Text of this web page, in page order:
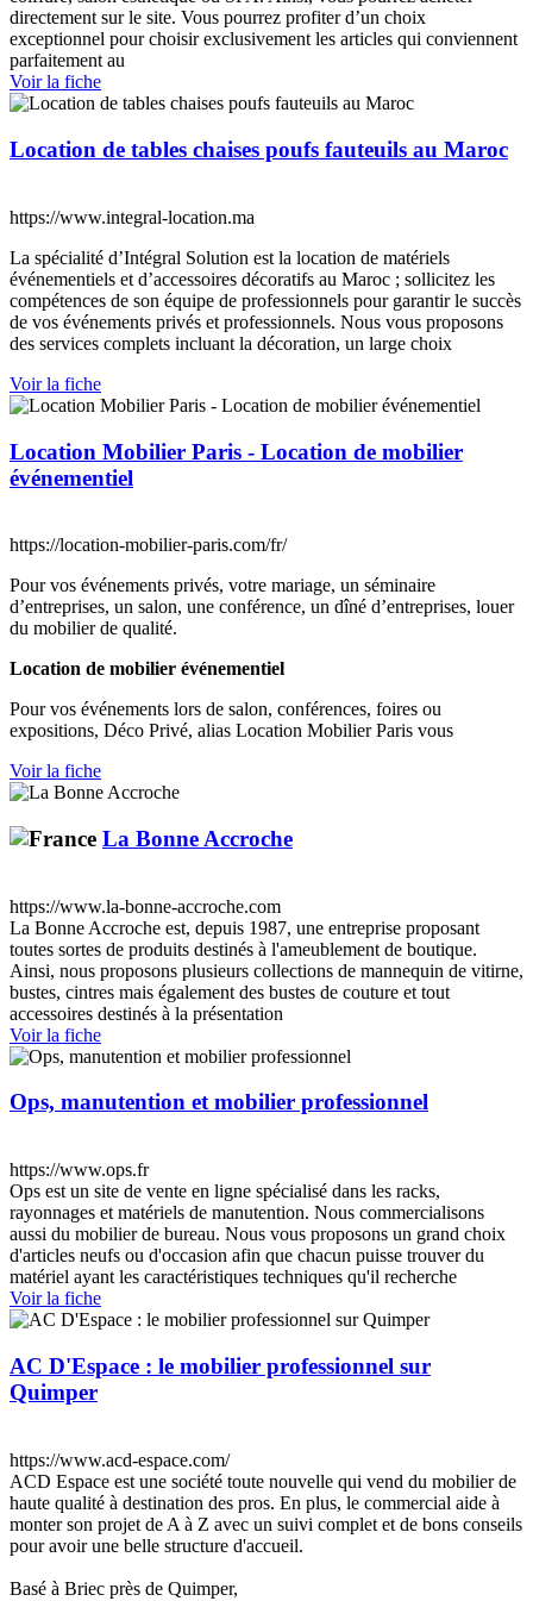
directement sur le site. Vous pourrez profiter d’un choix
exceptionnel pour choisir exclusivement les articles qui conviennent
parfaitement au
Voir la fiche
Location de tables chaises poufs fauteuils au Maroc
https://www.integral-location.ma
La spécialité d’Intégral Solution est la location de matériels
événementiels et d’accessoires décoratifs au Maroc ; sollicitez les
compétences de son équipe de professionnels pour garantir le succès
de vos événements privés et professionnels. Nous vous proposons
des services complets incluant la décoration, un large choix
Voir la fiche
Location Mobilier Paris - Location de mobilier
événementiel
https://location-mobilier-paris.com/fr/
Pour vos événements privés, votre mariage, un séminaire
d’entreprises, un salon, une conférence, un dîné d’entreprises, louer
du mobilier de qualité.
Location de mobilier événementiel
Pour vos événements lors de salon, conférences, foires ou
expositions, Déco Privé, alias Location Mobilier Paris vous
Voir la fiche
La Bonne Accroche
https://www.la-bonne-accroche.com
La Bonne Accroche est, depuis 1987, une entreprise proposant
toutes sortes de produits destinés à l'ameublement de boutique.
Ainsi, nous proposons plusieurs collections de mannequin de vitirne,
bustes, cintres mais également des bustes de couture et tout
accessoires destinés à la présentation
Voir la fiche
Ops, manutention et mobilier professionnel
https://www.ops.fr
Ops est un site de vente en ligne spécialisé dans les racks,
rayonnages et matériels de manutention. Nous commercialisons
aussi du mobilier de bureau. Nous vous proposons un grand choix
d'articles neufs ou d'occasion afin que chacun puisse trouver du
matériel ayant les caractéristiques techniques qu'il recherche
Voir la fiche
AC D'Espace : le mobilier professionnel sur
Quimper
https://www.acd-espace.com/
ACD Espace est une société toute nouvelle qui vend du mobilier de
haute qualité à destination des pros. En plus, le commercial aide à
monter son projet de A à Z avec un suivi complet et de bons conseils
pour avoir une belle structure d'accueil.
Basé à Briec près de Quimper,